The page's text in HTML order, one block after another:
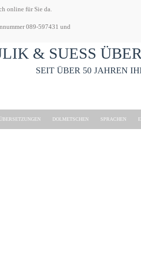
online für Sie da.
089-597431 und
& SUESS
SEIT ÜBER 50 JAHREN
DOLMETSCHEN SPRACHEN